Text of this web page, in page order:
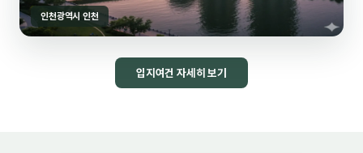
인천광역시 인천
입지여건 자세히 보기